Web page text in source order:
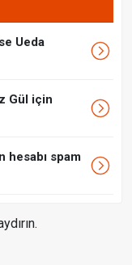
Ueda
Gül için
hesabı spam